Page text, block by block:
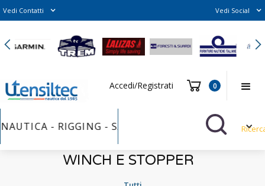
Vedi Contatti Vedi Social
Accedi/Registrati
0
- RIGGING - SAILS FURLER - VERNICI -
WINCH E STOPPER